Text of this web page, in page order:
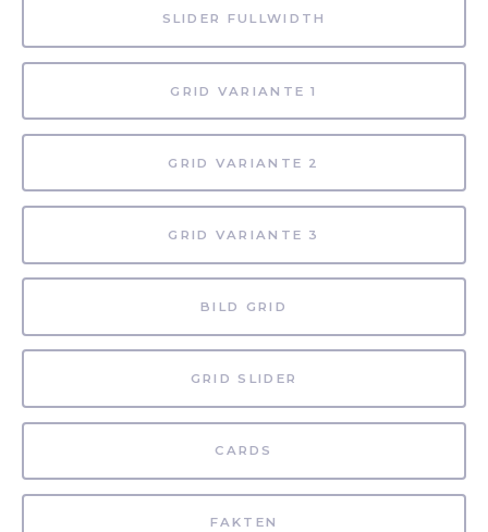
SLIDER FULLWIDTH
GRID VARIANTE 1
GRID VARIANTE 2
GRID VARIANTE 3
BILD GRID
GRID SLIDER
CARDS
FAKTEN